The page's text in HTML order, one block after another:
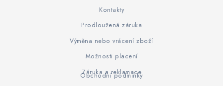
Kontakty
Prodloužená záruka
Výměna nebo vrácení zboží
Možnosti placení
Záruka a reklamace
Obchodní podmínky